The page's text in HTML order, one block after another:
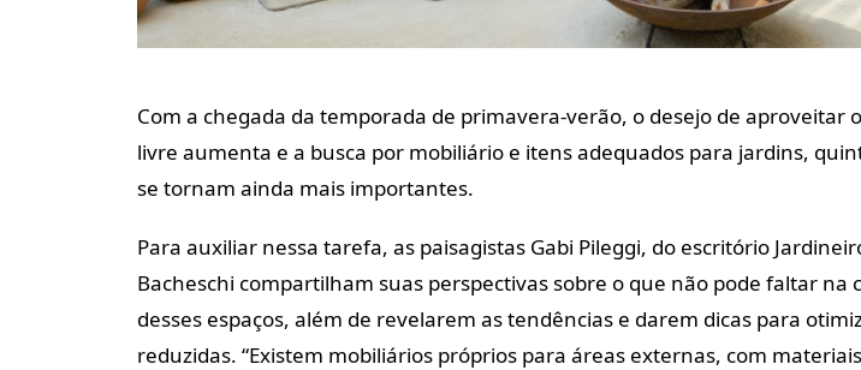
Com a chegada da temporada de primavera-verão, o desejo de aproveitar
livre aumenta e a busca por mobiliário e itens adequados para jardins,
se tornam ainda mais importantes.
Para auxiliar nessa tarefa, as paisagistas Gabi Pileggi, do escritório
Bacheschi compartilham suas perspectivas sobre o que não pode faltar na
desses espaços, além de revelarem as tendências e darem dicas para
reduzidas. “Existem mobiliários próprios para áreas externas, com